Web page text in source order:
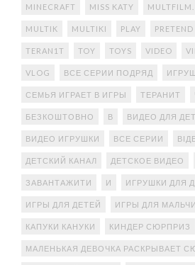
MINECRAFT MISS KATY MULTFILM.
MULTIK MULTIKI PLAY PRETEND
TERAN1T TOY TOYS VIDEO
VLOG ВСЕ СЕРИИ ПОДРЯД
СЕМЬЯ ИГРАЕТ В ИГРЫ ТЕРАНИТ
БЕЗКОШТОВНО В ВИДЕО ДЛЯ
ВИДЕО ИГРУШКИ ВСЕ СЕРИИ
ДЕТСКИЙ КАНАЛ ДЕТСКОЕ ВИДЕО
ЗАВАНТАЖИТИ И ИГРУШКИ ДЛЯ
ИГРЫ ДЛЯ ДЕТЕЙ ИГРЫ ДЛЯ
КАПУКИ КАНУКИ КИНДЕР СЮРПРИЗ
МАЛЕНЬКАЯ ДЕВОЧКА РАСКРЫВАЕТ